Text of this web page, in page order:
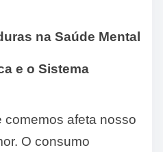
na Saúde Mental
e o Sistema
comemos afeta nosso
O consumo